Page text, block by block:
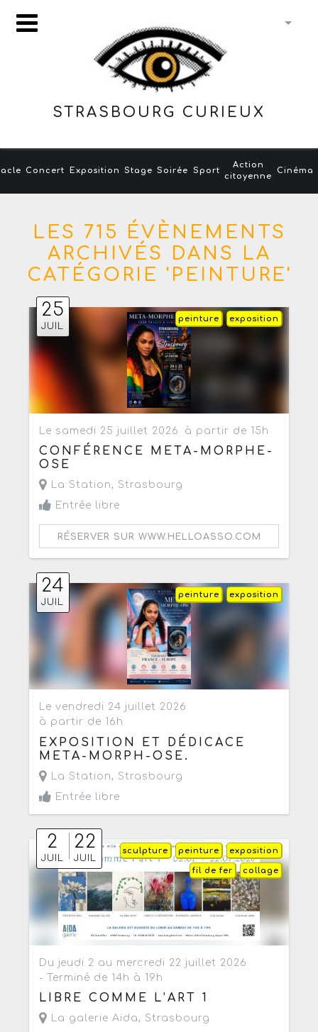
STRASBOURG CURIEUX
Concert Exposition Stage Soirée Sport
Action
citoyenne
Cinéma
LES 715 ÉVÈNEMENTS
ARCHIVÉS DANS LA
CATÉGORIE 'PEINTURE'
25
JUIL
exposition
peinture
Le samedi 25 juillet 2026 à partir de 15h
CONFÉRENCE META-MORPHE-
OSE
La Station, Strasbourg
Entrée libre
RÉSERVER SUR WWW.HELLOASSO.COM
24
JUIL
exposition
peinture
Le vendredi 24 juillet 2026
à partir de 16h
EXPOSITION ET DÉDICACE
META-MORPH-OSE.
La Station, Strasbourg
Entrée libre
2
JUIL
22
JUIL
exposition
peinture
sculpture
collage
fil de fer
Du jeudi 2 au mercredi 22 juillet 2026
- Terminé de 14h à 19h
LIBRE COMME L’ART 1
La galerie Aida, Strasbourg